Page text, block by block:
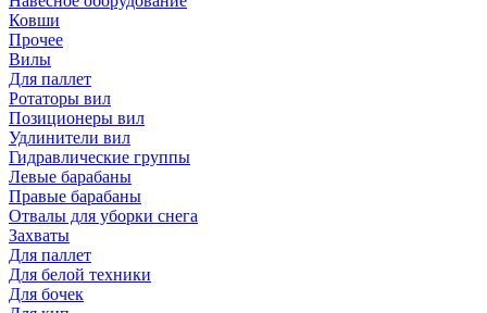
Ковши
Прочее
Вилы
Для паллет
Ротаторы вил
Позиционеры вил
Удлинители вил
Гидравлические группы
Левые барабаны
Правые барабаны
Отвалы для уборки снега
Захваты
Для паллет
Для белой техники
Для бочек